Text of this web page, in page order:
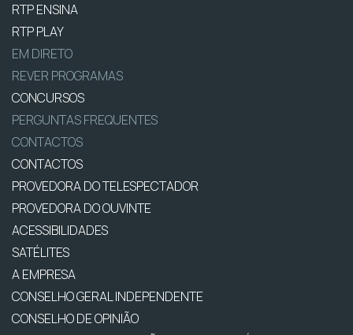
RTP ENSINA
RTP PLAY
EM DIRETO
REVER PROGRAMAS
CONCURSOS
PERGUNTAS FREQUENTES
CONTACTOS
CONTACTOS
PROVEDORA DO TELESPECTADOR
PROVEDORA DO OUVINTE
ACESSIBILIDADES
SATÉLITES
A EMPRESA
CONSELHO GERAL INDEPENDENTE
CONSELHO DE OPINIÃO